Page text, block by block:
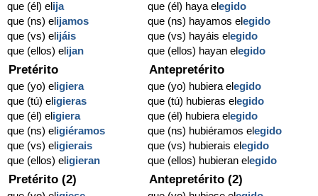
que (él) elija
que (ns) elijamos
que (vs) elijáis
que (ellos) elijan
que (él) haya elegido
que (ns) hayamos elegido
que (vs) hayáis elegido
que (ellos) hayan elegido
Pretérito
que (yo) eligiera
que (tú) eligieras
que (él) eligiera
que (ns) eligiéramos
que (vs) eligierais
que (ellos) eligieran
Antepretérito
que (yo) hubiera elegido
que (tú) hubieras elegido
que (él) hubiera elegido
que (ns) hubiéramos elegido
que (vs) hubierais elegido
que (ellos) hubieran elegido
Pretérito (2) Antepretérito (2)